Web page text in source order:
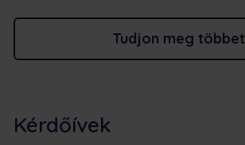
Tudjon meg többet
Kérdőívek